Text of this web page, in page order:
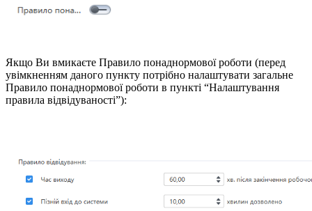
Якщо Ви вмикаєте Правило понаднормової роботи (перед
увімкненням даного пункту потрібно налаштувати загальне
Правило понаднормової роботи в пункті “Налаштування
правила відвідуваності”):